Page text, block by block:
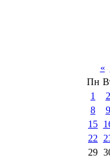
«
Пн
1
2
8
9
15
22
29